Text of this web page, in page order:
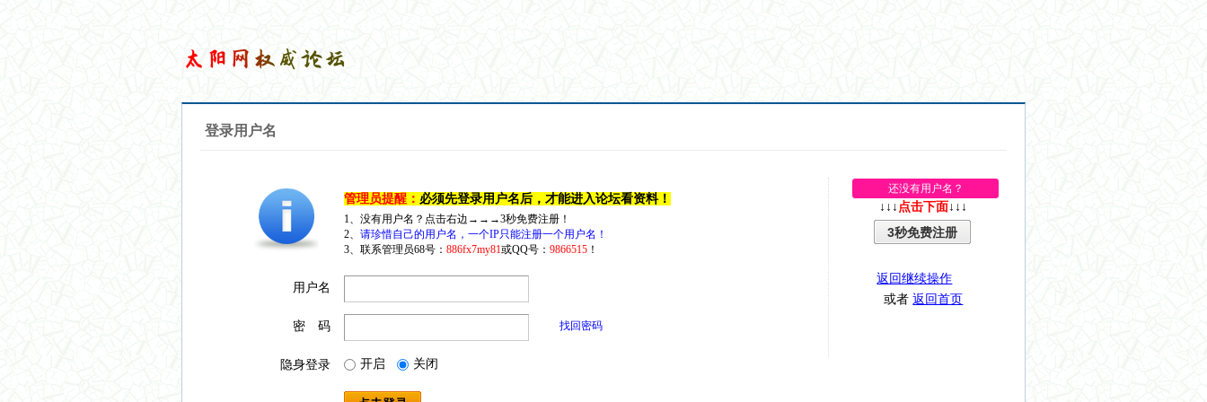
登录用户名
管理员提醒： 必须先登录用户名后，才能进入论坛看资料！
1、没有用户名？点击右边→→→3秒免费注册！
2、 请珍惜自己的用户名，一个IP只能注册一个用户名！
3、联系管理员68号： 886fx7my81或QQ号： 9866515！
用户名
密 码 找回密码
隐身登录 开启 关闭
还没有用户名？
↓↓↓ 点击下面 ↓↓↓
3秒免费注册
返回继续操作
或者返回首页